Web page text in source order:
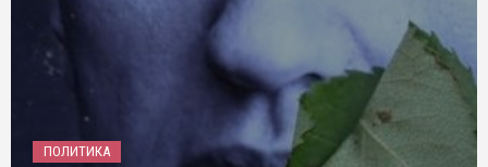
ПОЛИТИКА